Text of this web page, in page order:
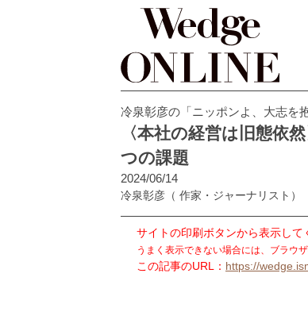
冷泉彰彦の「ニッポンよ、大志を抱
〈本社の経営は旧態依
つの課題
2024/06/14
冷泉彰彦 （ 作家・ジャーナリスト）
サイトの印刷ボタンから表示して
うまく表示できない場合には、ブラウ
この記事のURL： https://